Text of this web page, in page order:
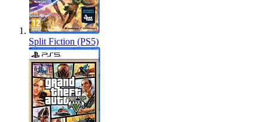
Split Fiction (PS5)